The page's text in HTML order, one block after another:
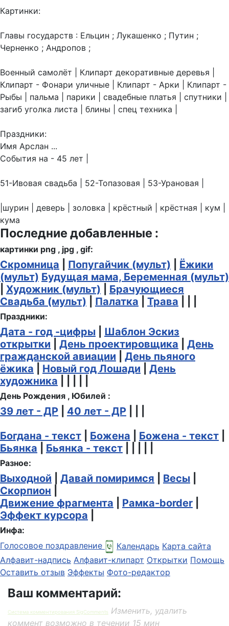
Картинки:
Главы государств : Ельцин ; Лукашенко ; Путин ;
Черненко ; Андропов ;
Военный самолёт | Клипарт декоративные деревья |
Клипарт - Фонари уличные | Клипарт - Арки | Клипарт -
Рыбы | пальма | парики | свадебные платья | спутники |
загиб уголка листа | блины | спец техника |
Праздники:
Имя Арслан ...
События на - 45 лет |
51-Ивовая свадьба | 52-Топазовая | 53-Урановая |
|шурин | деверь | золовка | крёстный | крёстная | кум |
кума
Последние добавленные :
картинки png , jpg , gif:
Скромница Попугайчик (мульт)
Ёжики
(мульт) Будущая мама, Беременная (мульт)
Художник (мульт)
Брачующиеся
Свадьба (мульт)
Палатка Трава
Праздники:
Дата - год -цифры
Шаблон Эскиз
открытки
День проектировщика
День
гражданской авиации
День пьяного
ёжика
Новый год Лошади
День
художника
День Рождения , Юбилей :
39 лет - ДР 40 лет - ДР
Богдана - текст
Божена Божена - текст
Бьянка
Бьянка - текст
Разное:
Выходной Давай помиримся Весы
Скорпион
Движение фрагмента
Рамка-border
Эффект курсора
Инфа:
Голосовое поздравление
Календарь Карта сайта
Алфавит-надпись Алфавит-клипарт Открытки Помощь
Оставить отзыв Эффекты Фото-редактор
Ваш комментарий:
Система комментирования SigComments
Изменить, удалить
коммент возможно в течении 15 мин